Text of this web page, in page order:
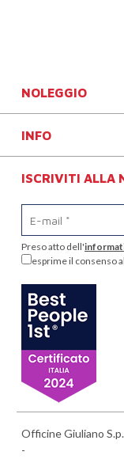
NOLEGGIO
INFO
ISCRIVITI ALLA
Preso atto dell'
esprime il consenso
Officine Giuliano
-